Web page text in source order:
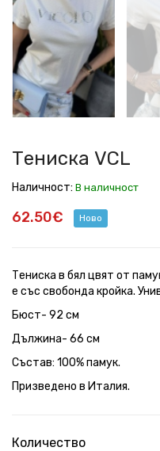
Тениска VCL
Наличност: В наличност
62.50€ Ново
Тениска в бял цвят от
е със свобонда кройка.
Бюст- 92 см
Дължина- 66 см
Състав: 100% памук.
Призведено в Италия.
Количество